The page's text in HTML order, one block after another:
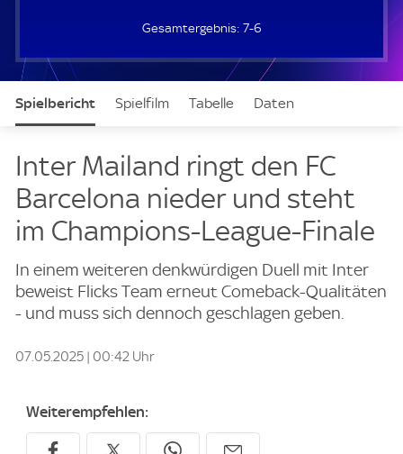
t
e
u
e
i
t
m
i
t
i
t
7-6
Spielbericht Spielfilm Tabelle Daten
Inter Mailand ringt den FC
Barcelona nieder und steht
im Champions-League-Finale
In einem weiteren denkwürdigen Duell mit Inter
beweist Flicks Team erneut Comeback-Qualitäten
- und muss sich dennoch geschlagen geben.
07.05.2025 | 00:42 Uhr
Weiterempfehlen: